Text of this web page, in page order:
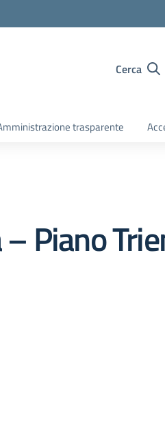
Cerca
trasparente
Piano